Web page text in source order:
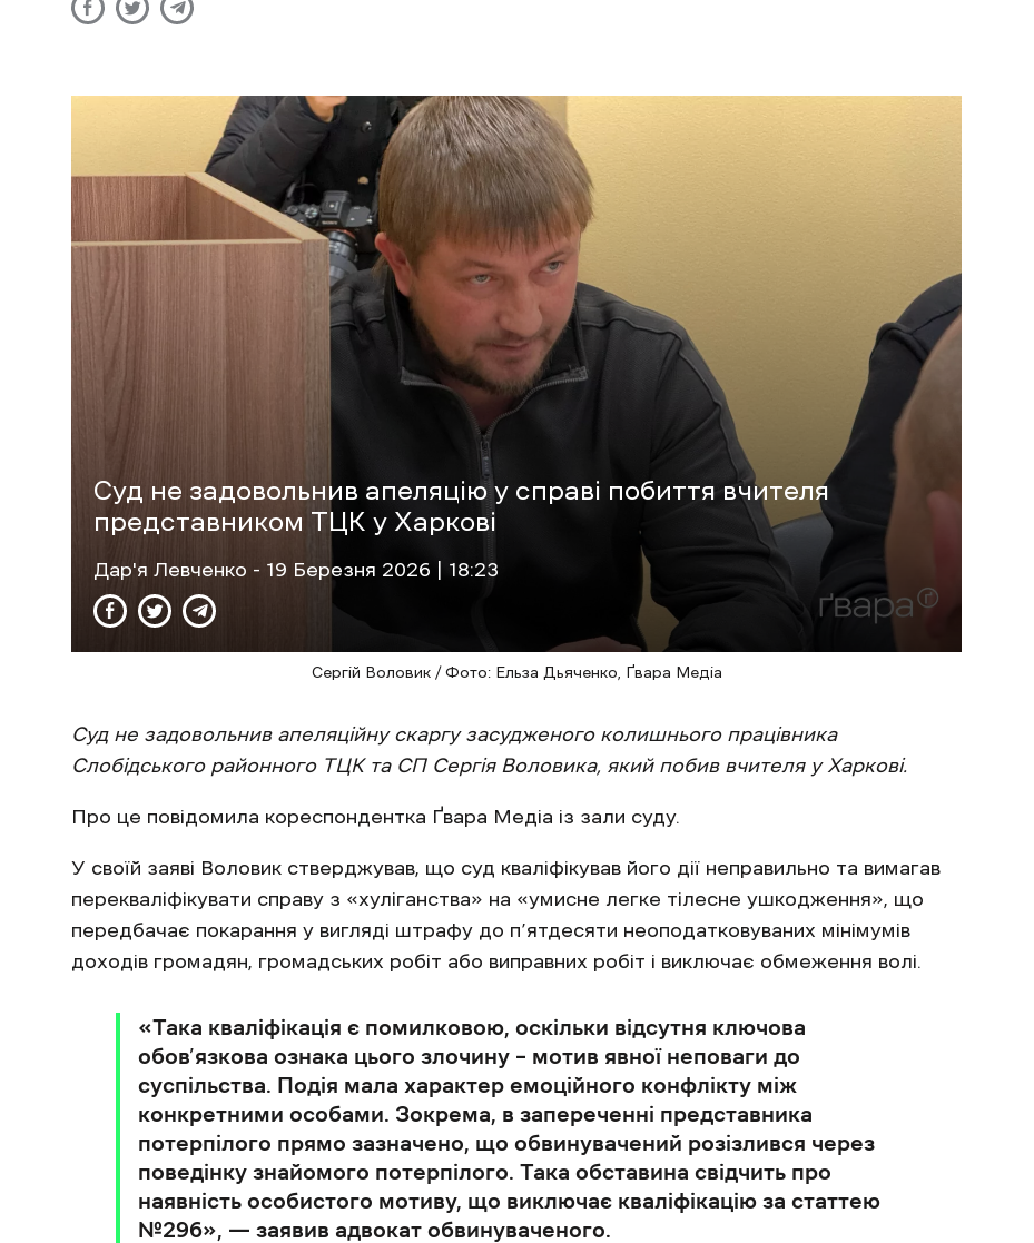
Суд не задовольнив апеляцію у справі побиття вчителя
представником ТЦК у Харкові
Дар'я Левченко - 19 Березня 2026 | 18:23
Сергій Воловик / Фото: Ельза Дьяченко, Ґвара Медіа
Суд не задовольнив апеляційну скаргу засудженого колишнього працівника
Слобідського районного ТЦК та СП Сергія Воловика, який побив вчителя у Харкові.
Про це повідомила кореспондентка Ґвара Медіа із зали суду.
У своїй заяві Воловик стверджував, що суд кваліфікував його дії неправильно та вимагав
перекваліфікувати справу з «хуліганства» на «умисне легке тілесне ушкодження», що
передбачає покарання у вигляді штрафу до п’ятдесяти неоподатковуваних мінімумів
доходів громадян, громадських робіт або виправних робіт і виключає обмеження волі.
«Така кваліфікація є помилковою, оскільки відсутня ключова
обов’язкова ознака цього злочину – мотив явної неповаги до
суспільства. Подія мала характер емоційного конфлікту між
конкретними особами. Зокрема, в запереченні представника
потерпілого прямо зазначено, що обвинувачений розізлився через
поведінку знайомого потерпілого. Така обставина свідчить про
наявність особистого мотиву, що виключає кваліфікацію за статтею
№296», — заявив адвокат обвинуваченого.